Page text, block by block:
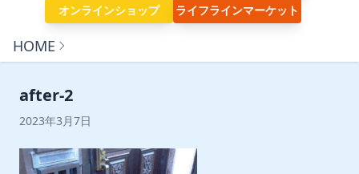
オンラインショップ
ライフラインマーケット
HOME
after-2
2023年3月7日